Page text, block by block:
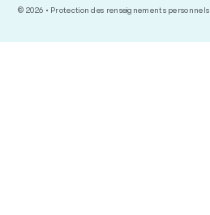
© 2026 • Protection des renseignements personnels